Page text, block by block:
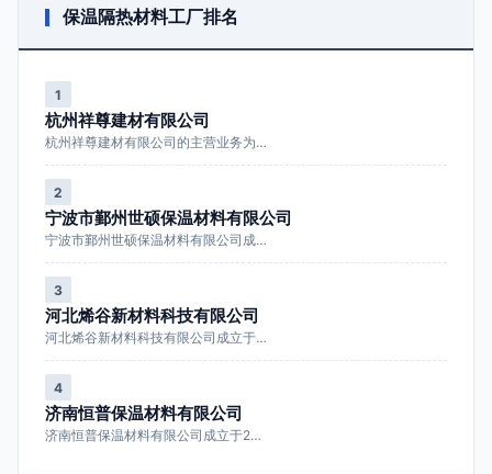
保温隔热材料工厂排名
1
杭州祥尊建材有限公司
杭州祥尊建材有限公司的主营业务为…
2
宁波市鄞州世硕保温材料有限公司
宁波市鄞州世硕保温材料有限公司成…
3
河北烯谷新材料科技有限公司
河北烯谷新材料科技有限公司成立于…
4
济南恒普保温材料有限公司
济南恒普保温材料有限公司成立于2…